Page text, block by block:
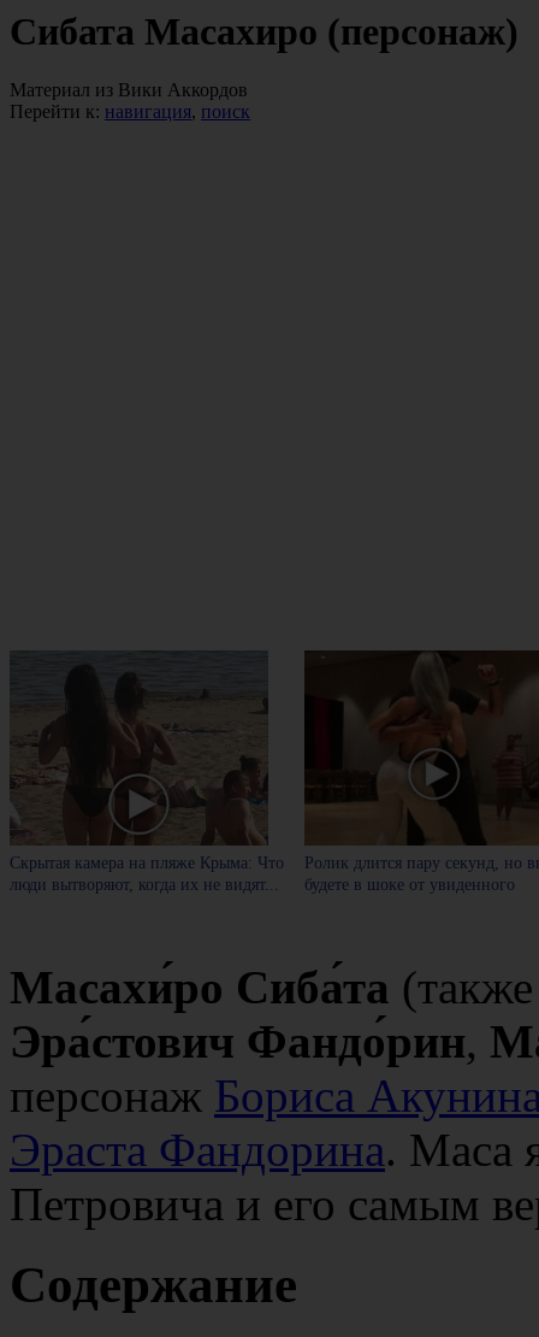
Сибата Масахиро (персонаж)
Материал из Вики Аккордов
Перейти к: навигация, поиск
Скрытая камера на пляже Крыма: Что
люди вытворяют, когда их не видят...
Ролик длится пару секунд, но
будете в шоке от увиденного
Масахи́ро Сиба́та
Эра́стович Фандо́рин,
персонаж Бориса
Эраста Фандорина. Маса
Петровича и его самым
Содержание